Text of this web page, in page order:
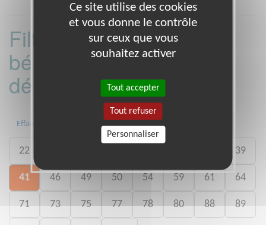
Filtrer les missions
bénévoles par
département :
Effacer 13 15
22 39
41 46 49 50 54 59 61 64
71 73 75 77 78 80 88 89
Ce site utilise des cookies
et vous donne le contrôle
sur ceux que vous
souhaitez activer
Tout accepter
Tout refuser
Personnaliser